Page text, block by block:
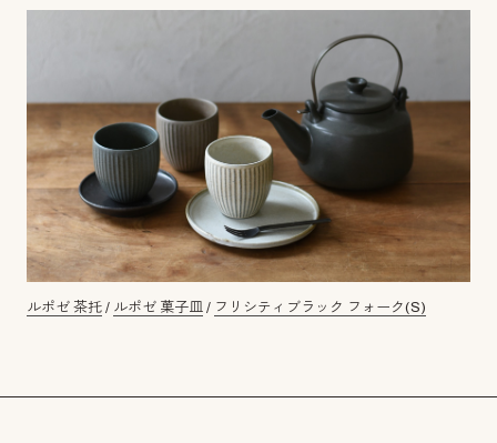
ルポゼ 茶托 / ルポゼ 菓子皿 / フリシティブラック フォーク(S)